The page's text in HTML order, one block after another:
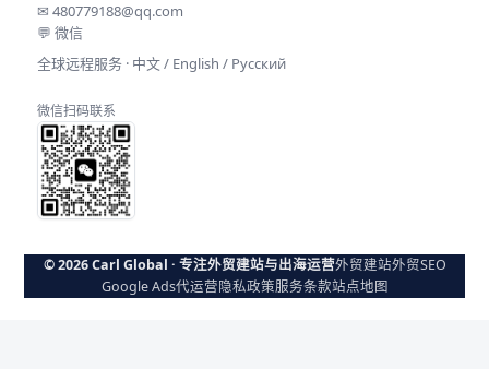
✉480779188@qq.com
💬 微信
全球远程服务 · 中文 / English / Русский
微信扫码联系
© 2026 Carl Global · 专注外贸建站与出海运营外贸建站外贸SEO
Google Ads代运营隐私政策服务条款站点地图